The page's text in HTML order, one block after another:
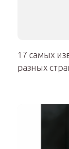
17 самых
разных